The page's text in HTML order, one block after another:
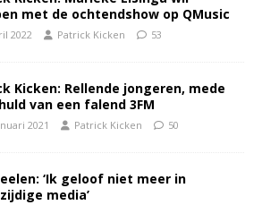
met de ochtendshow op QMusic
2022 Patrick Kicken 53
Kicken: Rellende jongeren, mede
van een falend 3FM
2021 Patrick Kicken 50
‘Ik geloof niet meer in
media’